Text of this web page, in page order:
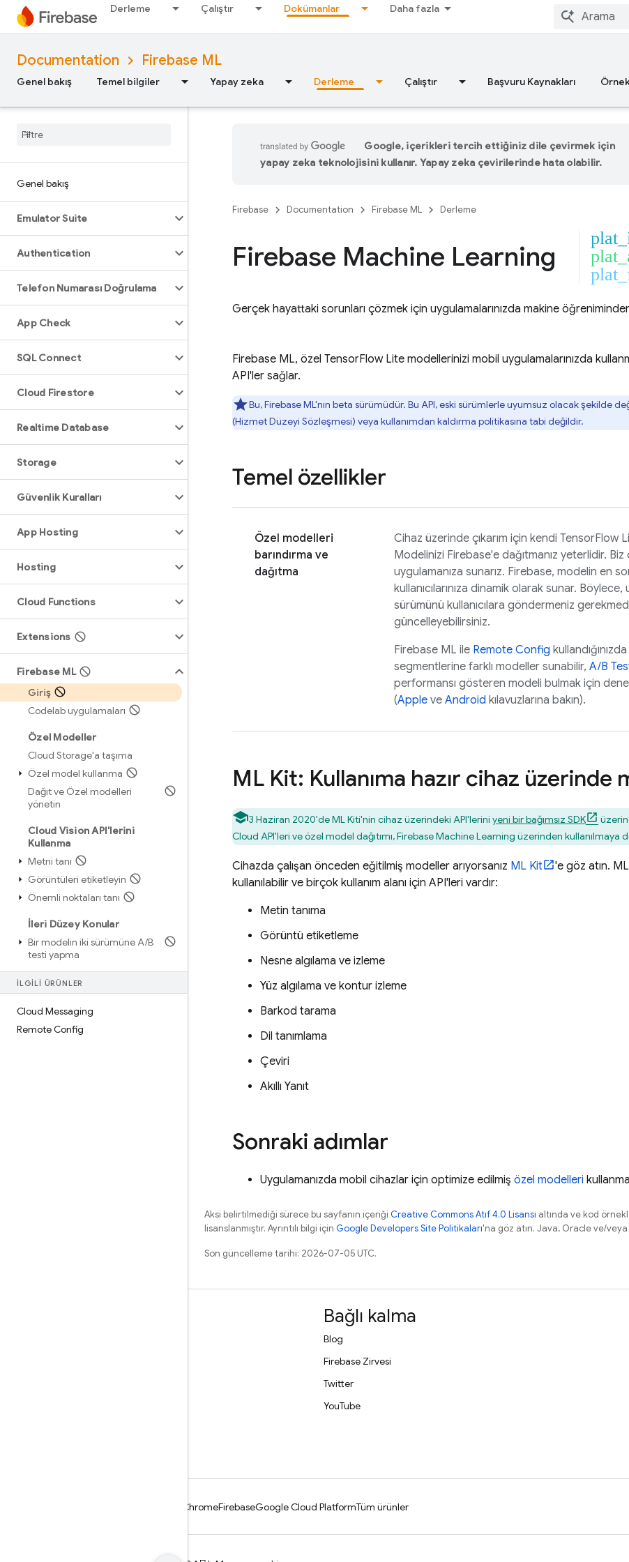
Derleme Çalıştır Dokümanlar Daha fazla
Documentation Firebase ML
Genel bakış Temel bilgiler Yapay zeka Derleme Çalıştır Başvuru Kaynakları
Genel bakış
Emulator Suite
Authentication
Telefon Numarası Doğrulama
App Check
SQL Connect
Cloud Firestore
Realtime Database
Storage
Güvenlik Kuralları
App Hosting
Hosting
Cloud Functions
Extensions
Firebase ML
Giriş
Codelab uygulamaları
Özel Modeller
Cloud Storage'a taşıma
Özel model kullanma
Dağıt ve Özel modelleri
yönetin
Cloud Vision API'lerini
Kullanma
Metni tanı
Görüntüleri etiketleyin
Önemli noktaları tanı
İleri Düzey Konular
Bir modelin iki sürümüne A/B
testi yapma
İLGİLİ ÜRÜNLER
Cloud Messaging
Remote Config
Google, içerikleri tercih ettiğiniz dile çevirmek için
yapay zeka teknolojisini kullanır. Yapay zeka çevirilerinde hata olabilir.
Firebase Documentation Firebase ML Derleme
Firebase Machine Learning
Gerçek hayattaki sorunları çözmek için uygulamalarınızda makine
Firebase ML, özel TensorFlow Lite modellerinizi mobil uygulamalarınızda
API'ler sağlar.
Bu,Firebase ML'nın beta sürümüdür. Bu API, eski sürümlerle uyumsuz olacak şekilde
(Hizmet Düzeyi Sözleşmesi) veya kullanımdan kaldırma politikasına tabi değildir.
Temel özellikler
Özel modelleri
barındırma ve
dağıtma
Cihaz üzerinde çıkarım için kendi TensorFlow
Modelinizi Firebase'e dağıtmanız yeterlidir. Biz
uygulamanıza sunarız. Firebase, modelin en
kullanıcılarınıza dinamik olarak sunar. Böylece,
sürümünü kullanıcılara göndermeniz
güncelleyebilirsiniz.
Firebase ML ile Remote Config
segmentlerine farklı modeller sunabilir, A/B
performansı gösteren modeli bulmak için
(Apple ve Android kılavuzlarına bakın).
ML Kit: Kullanıma hazır cihaz üzerinde
3 Haziran 2020'de ML Kiti'nin cihaz üzerindeki API'lerini yeni bir bağımsız SDK
Cloud API'leri ve özel model dağıtımı, Firebase Machine Learning üzerinden kullanılmaya
Cihazda çalışan önceden eğitilmiş modeller arıyorsanız ML Kit
'e göz atın.
kullanılabilir ve birçok kullanım alanı için API'leri vardır:
Metin tanıma
Görüntü etiketleme
Nesne algılama ve izleme
Yüz algılama ve kontur izleme
Barkod tarama
Dil tanımlama
Çeviri
Akıllı Yanıt
Sonraki adımlar
Uygulamanızda mobil cihazlar için optimize edilmiş özel modelleri
Aksi belirtilmediği sürece bu sayfanın içeriği Creative Commons Atıf 4.0 Lisansı altında ve kod
lisanslanmıştır. Ayrıntılı bilgi için Google Developers Site Politikaları'na göz atın. Java, Oracle ve/veya
Son güncelleme tarihi: 2026-07-05 UTC.
Bağlı kalma
Blog
Firebase Zirvesi
Twitter
YouTube
ChromeFirebaseGoogle Cloud PlatformTüm ürünler